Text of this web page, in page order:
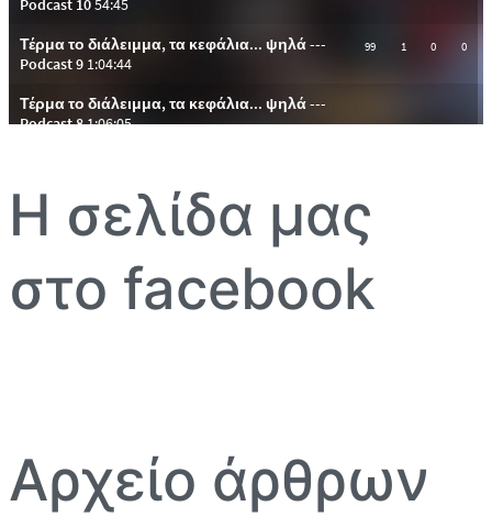
Η σελίδα μας
στο facebook
Αρχείο άρθρων